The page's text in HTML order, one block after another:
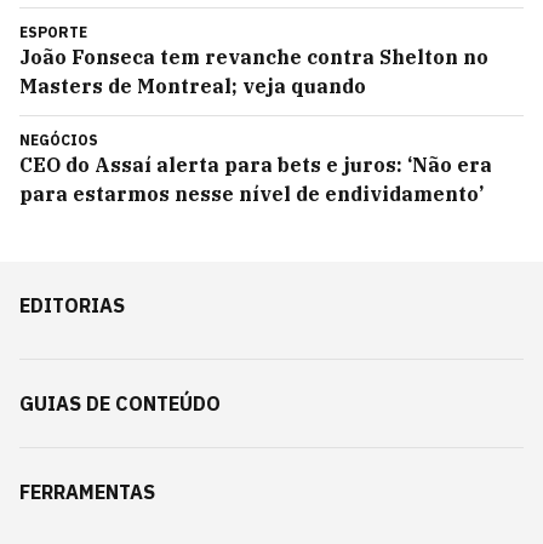
ESPORTE
João Fonseca tem revanche contra Shelton no
Masters de Montreal; veja quando
NEGÓCIOS
CEO do Assaí alerta para bets e juros: ‘Não era
para estarmos nesse nível de endividamento’
EDITORIAS
GUIAS DE CONTEÚDO
FERRAMENTAS